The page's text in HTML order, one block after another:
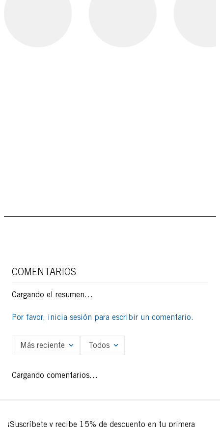
COMENTARIOS
Cargando el resumen…
Por favor, inicia sesión para escribir un comentario.
Más reciente Todos
Cargando comentarios…